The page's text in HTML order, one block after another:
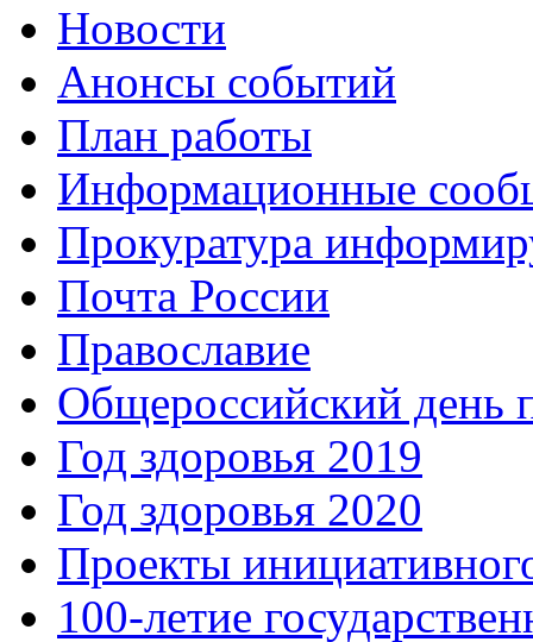
Новости
Анонсы событий
План работы
Информационные
Прокуратура
Почта России
Православие
Общероссийский день
Год здоровья 2019
Год здоровья 2020
Проекты
100-летие